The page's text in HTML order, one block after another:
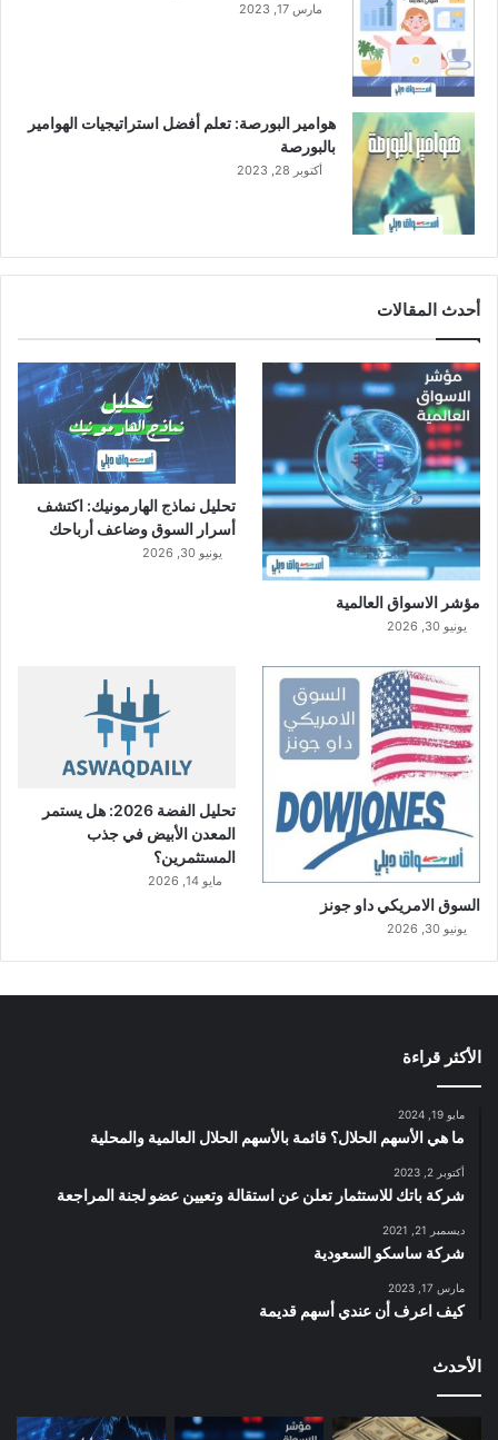
مارس 17, 2023
هوامير البورصة: تعلم أفضل استراتيجيات الهوامير
بالبورصة
أكتوبر 28, 2023
أحدث المقالات
مؤشر الاسواق العالمية
يونيو 30, 2026
تحليل نماذج الهارمونيك: اكتشف
أسرار السوق وضاعف أرباحك
يونيو 30, 2026
السوق الامريكي داو جونز
يونيو 30, 2026
تحليل الفضة 2026: هل يستمر
المعدن الأبيض في جذب
المستثمرين؟
مايو 14, 2026
الأكثر قراءة
مايو 19, 2024
ما هي الأسهم الحلال؟ قائمة بالأسهم الحلال العالمية والمحلية
أكتوبر 2, 2023
شركة باتك للاستثمار تعلن عن استقالة وتعيين عضو لجنة المراجعة
ديسمبر 21, 2021
شركة ساسكو السعودية
مارس 17, 2023
كيف اعرف أن عندي أسهم قديمة
الأحدث